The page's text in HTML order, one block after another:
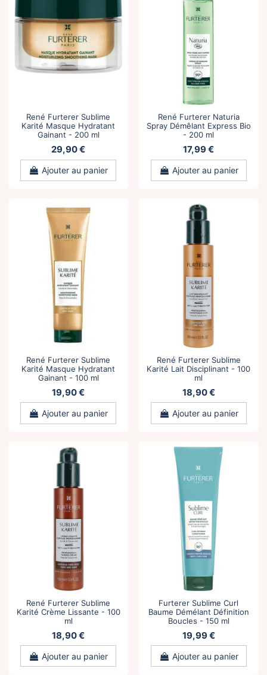
René Furterer Sublime
Karité Masque Hydratant
Gainant - 200 ml
29,90 €
Ajouter au panier
René Furterer Naturia
Spray Démêlant Express Bio
- 200 ml
17,99 €
Ajouter au panier
René Furterer Sublime
Karité Masque Hydratant
Gainant - 100 ml
19,90 €
Ajouter au panier
René Furterer Sublime
Karité Lait Disciplinant - 100
ml
18,90 €
Ajouter au panier
René Furterer Sublime
Karité Crème Lissante - 100
ml
18,90 €
Ajouter au panier
Furterer Sublime Curl
Baume Démélant Définition
Boucles - 150 ml
19,99 €
Ajouter au panier